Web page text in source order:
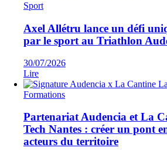
Sport
Axel Allétru lance un défi
par le sport au Triathlon
30/07/2026
Lire
Formations
Partenariat Audencia et La
Tech Nantes : créer un pont
acteurs du territoire